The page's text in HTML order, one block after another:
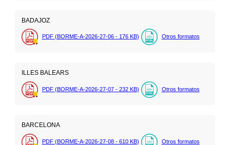
BADAJOZ
PDF (BORME-A-2026-27-06 - 176 KB) Otros formatos
ILLES BALEARS
PDF (BORME-A-2026-27-07 - 232 KB) Otros formatos
BARCELONA
PDF (BORME-A-2026-27-08 - 610 KB) Otros formatos